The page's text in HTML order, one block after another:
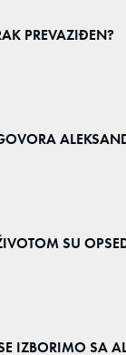
PREVAZIĐEN?
SU
IZBORIMO SA